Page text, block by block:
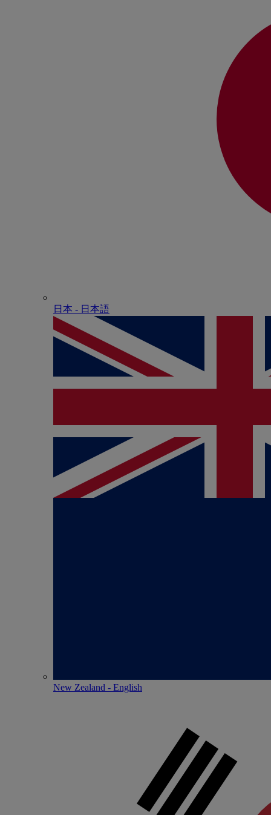
日本 - ⽇本語
New Zealand - English